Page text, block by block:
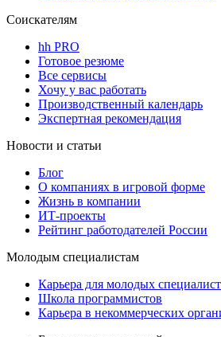
Соискателям
hh PRO
Готовое резюме
Все сервисы
Хочу у вас работать
Производственный календарь
Экспертная рекомендация
Новости и статьи
Блог
О компаниях в игровой форме
Жизнь в компании
ИТ-проекты
Рейтинг работодателей России
Молодым специалистам
Карьера для молодых
Школа программистов
Карьера в некоммерческих